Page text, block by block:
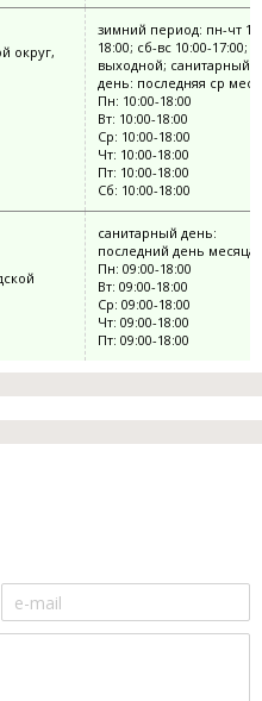
округ,
зимний период: пн-чт
18:00; сб-вс 10:00-17:00;
выходной; санитарный
день: последняя ср
Пн: 10:00-18:00
Вт: 10:00-18:00
Ср: 10:00-18:00
Чт: 10:00-18:00
Пт: 10:00-18:00
Сб: 10:00-18:00
санитарный день:
последний день месяца
Пн: 09:00-18:00
Вт: 09:00-18:00
Ср: 09:00-18:00
Чт: 09:00-18:00
Пт: 09:00-18:00